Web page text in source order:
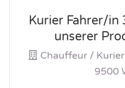
Kurier Fahrer/in
unserer
Chauffeur / Kurier
9500